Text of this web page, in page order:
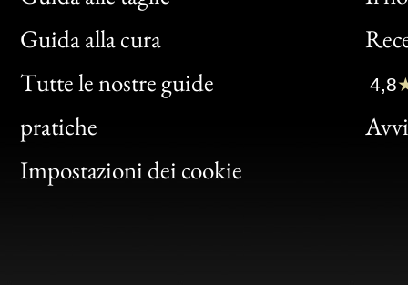
Guida alla cura
Tutte le nostre guide
pratiche
Impostazioni dei cookie
Bon
Clic
Bon
4,8